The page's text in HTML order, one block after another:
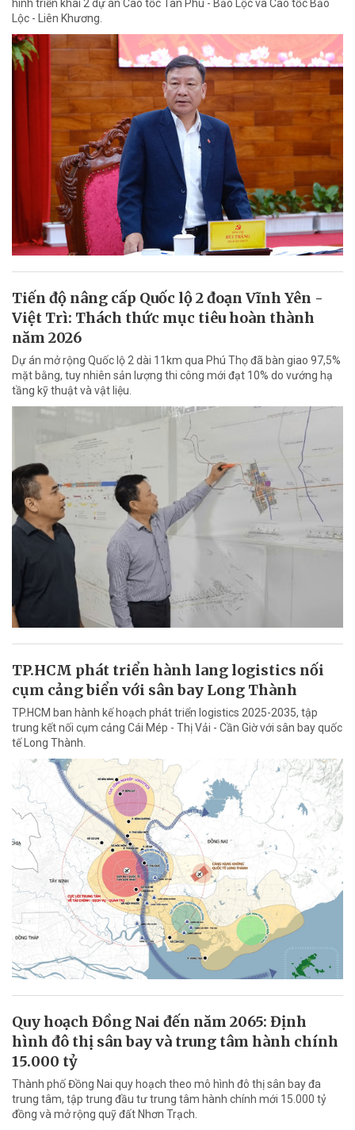
hình triển khai 2 dự án Cao tốc Tân Phú - Bảo Lộc và Cao tốc Bảo
Lộc - Liên Khương.
Tiến độ nâng cấp Quốc lộ 2 đoạn Vĩnh Yên -
Việt Trì: Thách thức mục tiêu hoàn thành
năm 2026
Dự án mở rộng Quốc lộ 2 dài 11km qua Phú Thọ đã bàn giao 97,5%
mặt bằng, tuy nhiên sản lượng thi công mới đạt 10% do vướng hạ
tầng kỹ thuật và vật liệu.
TP.HCM phát triển hành lang logistics nối
cụm cảng biển với sân bay Long Thành
TP.HCM ban hành kế hoạch phát triển logistics 2025-2035, tập
trung kết nối cụm cảng Cái Mép - Thị Vải - Cần Giờ với sân bay quốc
tế Long Thành.
Quy hoạch Đồng Nai đến năm 2065: Định
hình đô thị sân bay và trung tâm hành chính
15.000 tỷ
Thành phố Đồng Nai quy hoạch theo mô hình đô thị sân bay đa
trung tâm, tập trung đầu tư trung tâm hành chính mới 15.000 tỷ
đồng và mở rộng quỹ đất Nhơn Trạch.